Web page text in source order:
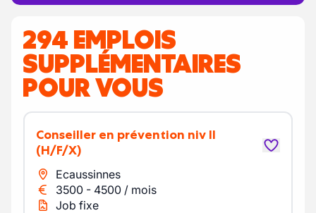
294 EMPLOIS
SUPPLÉMENTAIRES
POUR VOUS
Conseiller en prévention niv II
(H/F/X)
Ecaussinnes
3500 - 4500 / mois
Job fixe